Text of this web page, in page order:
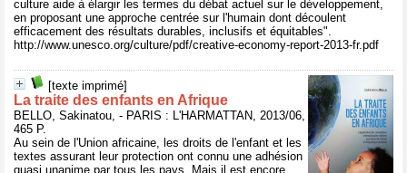
culture aide à élargir les termes du débat actuel sur le développement,
en proposant une approche centrée sur l'humain dont découlent
efficacement des résultats durables, inclusifs et équitables".
http://www.unesco.org/culture/pdf/creative-economy-report-2013-fr.pdf
[texte imprimé]
La traite des enfants en Afrique
BELLO, Sakinatou, - PARIS : L'HARMATTAN, 2013/06,
465 P.
Au sein de l'Union africaine, les droits de l'enfant et les
textes assurant leur protection ont connu une adhésion
quasi unanime par tous les pays. Mais il est encore